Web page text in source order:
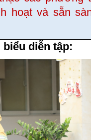
hoạt và sẵn
diễn tập: